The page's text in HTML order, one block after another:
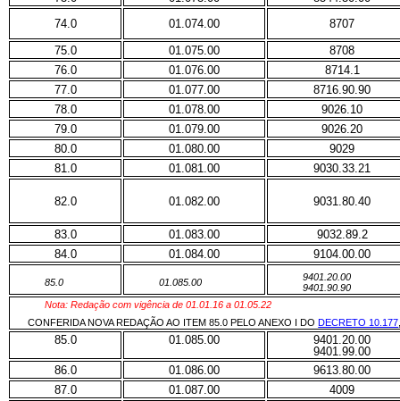
74.0
01.074.00
8707
75.0
01.075.00
8708
76.0
01.076.00
8714.1
77.0
01.077.00
8716.90.90
78.0
01.078.00
9026.10
79.0
01.079.00
9026.20
80.0
01.080.00
9029
81.0
01.081.00 9030.33.21
82.0 01.082.00 9031.80.40
83.0 01.083.00
9032.89.2
84.0
01.084.00 9104.00.00
85.0 01.085.00
9401.20.00
9401.90.90
Nota: Redação com vigência de 01.01.16 a 01.05.22
CONFERIDA NOVA REDAÇÃO AO ITEM 85.0 PELO ANEXO I DODECRETO 10.177
85.0 01.085.00
9401.20.00
9401.99.00
86.0
01.086.00
9613.80.00
87.0
01.087.00
4009